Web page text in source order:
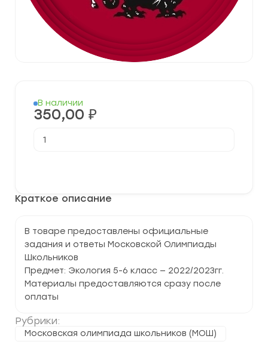
Краткое описание
В товаре предоставлены официальные
задания и ответы Московской Олимпиады
Школьников
Предмет: Экология 5-6 класс — 2022/2023гг.
Материалы предоставляются сразу после
оплаты
Рубрики:
Московская олимпиада школьников (МОШ)
В наличии
350,00 ₽
товара
5-